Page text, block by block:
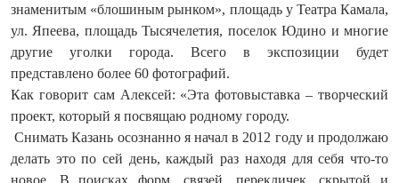
знаменитым «блошиным рынком», площадь у Театра Камала,
ул. Япеева, площадь Тысячелетия, поселок Юдино и многие
другие уголки города. Всего в экспозиции будет
представлено более 60 фотографий.
Как говорит сам Алексей: «Эта фотовыставка – творческий
проект, который я посвящаю родному городу.
Снимать Казань осознанно я начал в 2012 году и продолжаю
делать это по сей день, каждый раз находя для себя что-то
новое. В поисках форм, связей, перекличек, скрытой и